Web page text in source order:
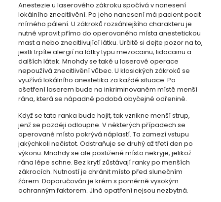
Anestezie u laserového zákroku spočívá v nanesení
lokálního znecitlivění. Po jeho nanesení má pacient pocit
mírného pálení. U zákroků rozsáhlejšího charakteru je
nutné vpravit přímo do operovaného místa anestetickou
mast a nebo znecitlivující látku. Určitě si dejte pozor na to,
jestli trpíte alergií na látky typu mezocainu, lidocainu a
dalších látek. Mnohdy se také u laserové operace
nepoužívá znecitlivění vůbec. U klasických zákroků se
využívá lokálního anestetika za každé situace. Po
ošetření laserem bude na inkriminovaném místě menší
rána, která se nápadně podobá obyčejné odřenině.
Když se tato ranka bude hojit, tak vznikne menší strup,
jenž se později odloupne. V některých případech se
operované místo pokrývá náplastí. Ta zamezí vstupu
jakýchkoli nečistot. Odstraňuje se druhý až třetí den po
výkonu. Mnohdy se ale postižené místo nekryje, jelikož
rána lépe schne. Bez krytí zůstávají ranky po menších
zákrocích. Nutností je chránit místo před slunečním
žárem. Doporučován je krém s poměrně vysokým
ochranným faktorem. Jiná opatření nejsou nezbytná.